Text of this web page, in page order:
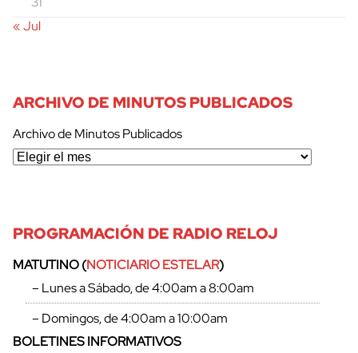
« Jul
ARCHIVO DE MINUTOS PUBLICADOS
Archivo de Minutos Publicados
PROGRAMACIÓN DE RADIO RELOJ
MATUTINO (NOTICIARIO ESTELAR)
– Lunes a Sábado, de 4:00am a 8:00am
– Domingos, de 4:00am a 10:00am
BOLETINES INFORMATIVOS